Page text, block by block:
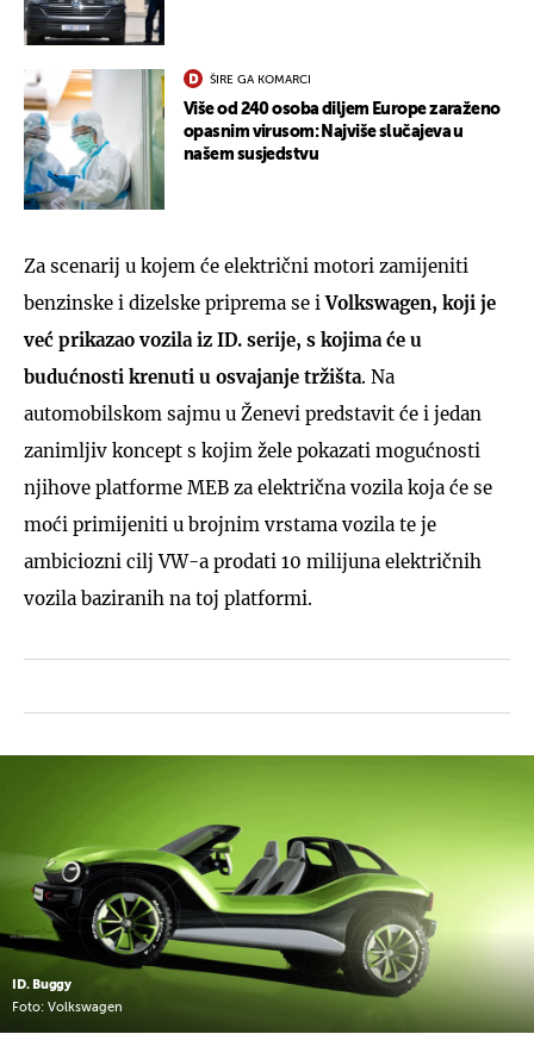
ŠIRE GA KOMARCI
Više od 240 osoba diljem Europe zaraženo
opasnim virusom: Najviše slučajeva u
našem susjedstvu
Za scenarij u kojem će električni motori zamijeniti
benzinske i dizelske priprema se i Volkswagen, koji je
već prikazao vozila iz ID. serije, s kojima će u
budućnosti krenuti u osvajanje tržišta. Na
automobilskom sajmu u Ženevi predstavit će i jedan
zanimljiv koncept s kojim žele pokazati mogućnosti
njihove platforme MEB za električna vozila koja će se
moći primijeniti u brojnim vrstama vozila te je
ambiciozni cilj VW-a prodati 10 milijuna električnih
vozila baziranih na toj platformi.
ID. Buggy
Foto: Volkswagen